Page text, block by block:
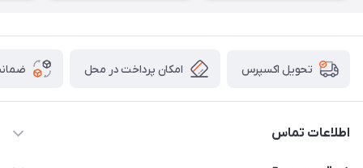
تحویل اکسپرس امکان پرداخت در محل
اطلاعات تماس